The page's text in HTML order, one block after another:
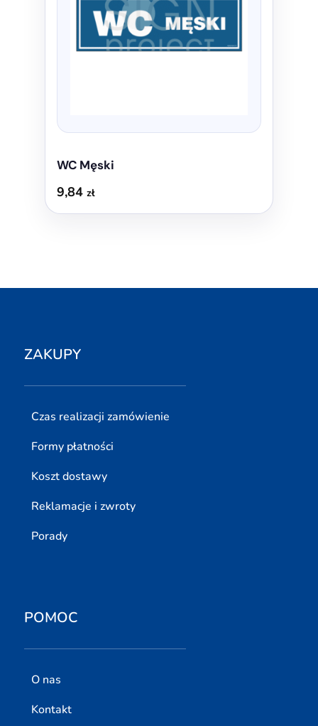
WC Męski
9,84 zł
wybrać
ZAKUPY
Czas realizacji zamówienie
Formy płatności
Koszt dostawy
Reklamacje i zwroty
Porady
POMOC
O nas
Kontakt